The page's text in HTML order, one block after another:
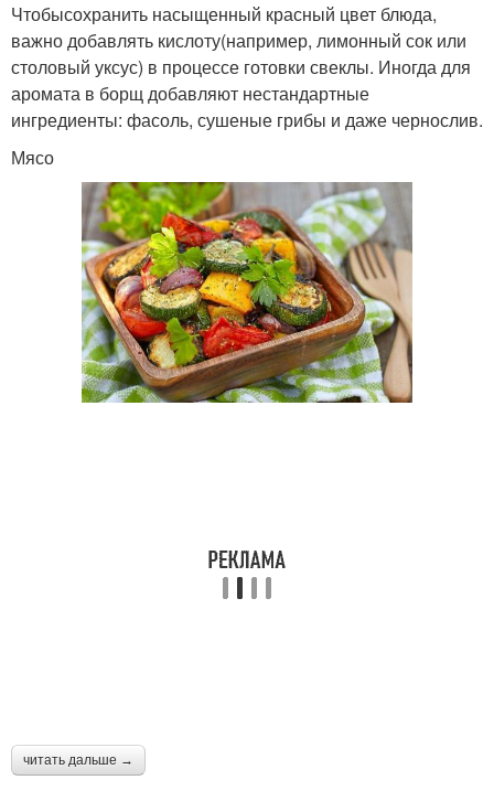
Чтобысохранить насыщенный красный цвет блюда,
важно добавлять кислоту(например, лимонный сок или
столовый уксус) в процессе готовки свеклы. Иногда для
аромата в борщ добавляют нестандартные
ингредиенты: фасоль, сушеные грибы и даже чернослив.
Мясо
читать дальше →